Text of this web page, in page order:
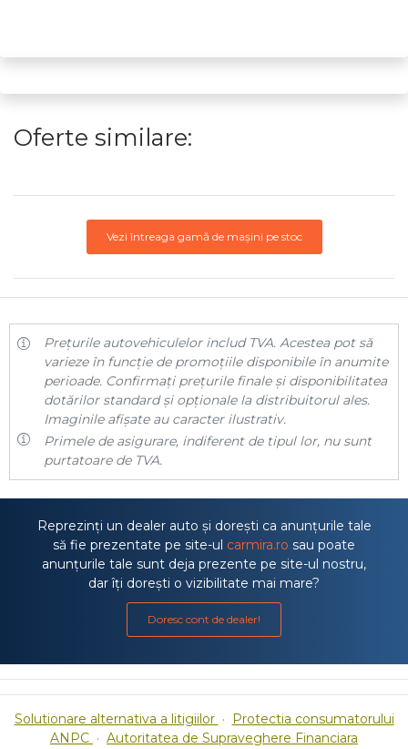
Oferte similare:
Vezi întreaga gamă de mașini pe stoc
Prețurile autovehiculelor includ TVA. Acestea pot să
varieze în funcție de promoțiile disponibile în anumite
perioade. Confirmați prețurile finale și disponibilitatea
dotărilor standard și opționale la distribuitorul ales.
Imaginile afișate au caracter ilustrativ.
Primele de asigurare, indiferent de tipul lor, nu sunt
purtatoare de TVA.
Reprezinți un dealer auto și dorești ca anunțurile tale
să fie prezentate pe site-ul carmira.ro sau poate
anunțurile tale sunt deja prezente pe site-ul nostru,
dar îți dorești o vizibilitate mai mare?
Doresc cont de dealer!
Solutionare alternativa a litigiilor · Protectia consumatorului
ANPC · Autoritatea de Supraveghere Financiara